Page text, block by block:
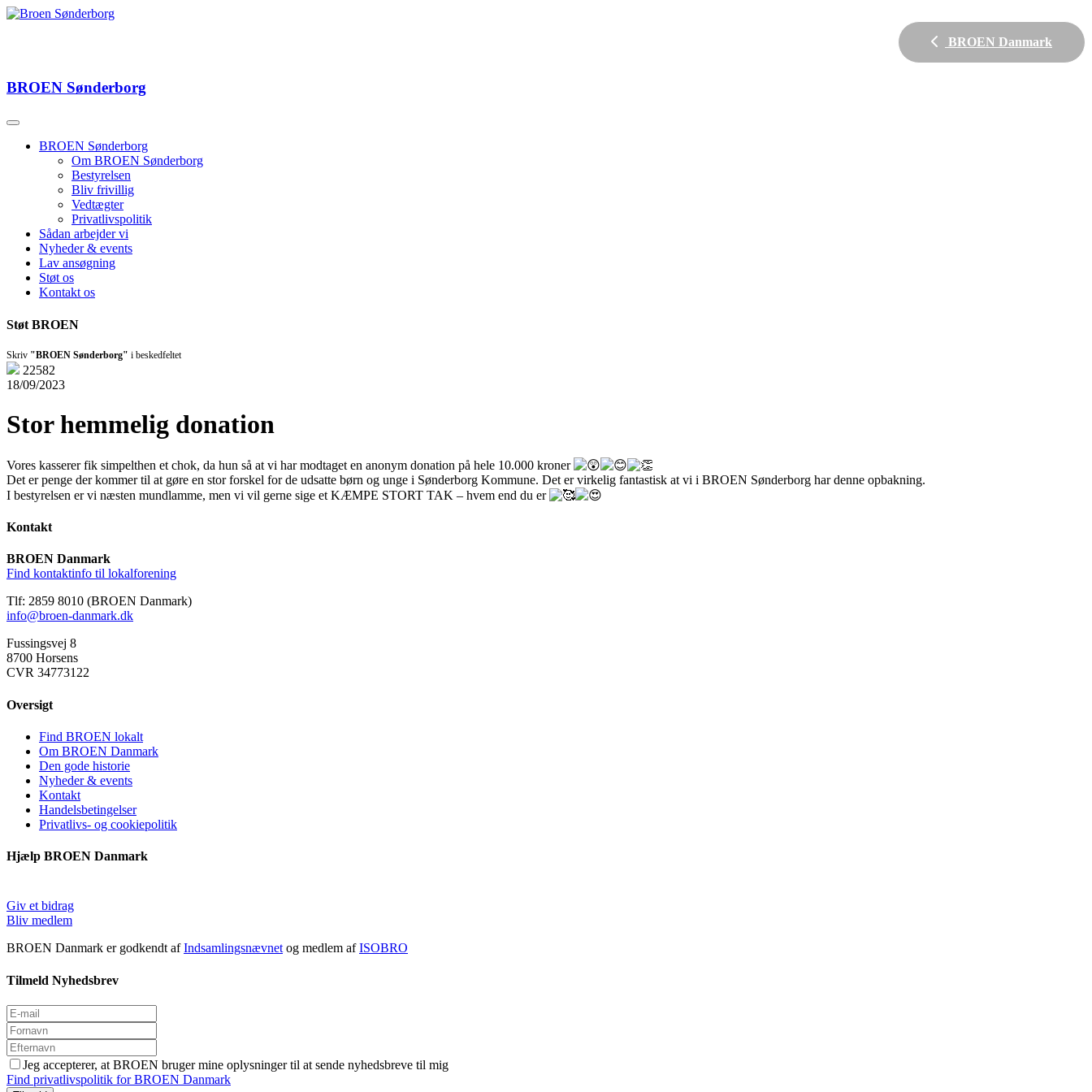
BROEN Danmark
BROEN Sønderborg
BROEN Sønderborg
Om BROEN Sønderborg
Bestyrelsen
Bliv frivillig
Vedtægter
Privatlivspolitik
Sådan arbejder vi
Nyheder & events
Lav ansøgning
Støt os
Kontakt os
Støt BROEN
Skriv "BROEN Sønderborg" i beskedfeltet
22582
18/09/2023
Stor hemmelig donation
Vores kasserer fik simpelthen et chok, da hun så at vi har modtaget en anonym donation på hele 10.000 kroner
Det er penge der kommer til at gøre en stor forskel for de udsatte børn og unge i Sønderborg Kommune. Det er virkelig fantastisk at vi i BROEN Sønderborg har denne opbakning.
I bestyrelsen er vi næsten mundlamme, men vi vil gerne sige et KÆMPE STORT TAK – hvem end du er
Kontakt
BROEN Danmark
Find kontaktinfo til lokalforening
Tlf: 2859 8010 (BROEN Danmark)
info@broen-danmark.dk
Fussingsvej 8
8700 Horsens
CVR 34773122
Oversigt
Find BROEN lokalt
Om BROEN Danmark
Den gode historie
Nyheder & events
Kontakt
Handelsbetingelser
Privatlivs- og cookiepolitik
Hjælp BROEN Danmark
Giv et bidrag
Bliv medlem
BROEN Danmark er godkendt afIndsamlingsnævnetog medlem afISOBRO
Tilmeld Nyhedsbrev
Jeg accepterer, at BROEN bruger mine oplysninger til at sende nyhedsbreve til mig
Find privatlivspolitik for BROEN Danmark